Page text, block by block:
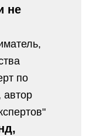
не
по
автор